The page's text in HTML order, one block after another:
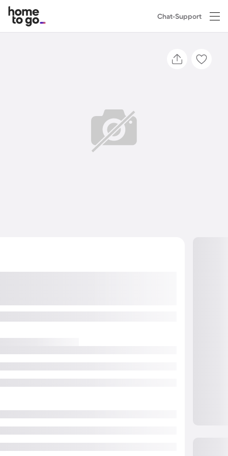
Chat-Support